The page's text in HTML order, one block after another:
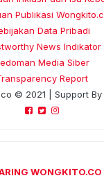
Publikasi
Data Pribadi
News Indikator
Media Siber
Report
© 2021 | Support By
WONGKITO.CO